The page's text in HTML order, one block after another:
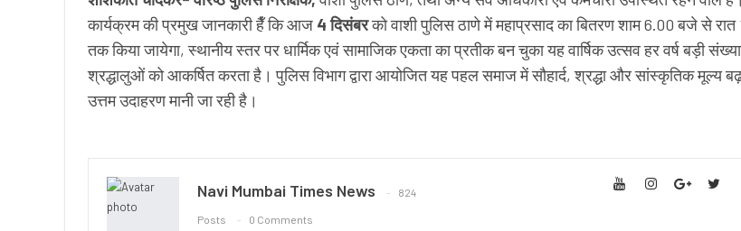
कार्यक्रम की प्रमुख जानकारी हैँ कि आज 4 दिसंबरको वाशी पुलिस ठाणे में महाप्रसाद का बितरण शाम 6.00 बजे से
तक किया जायेगा, स्थानीय स्तर पर धार्मिक एवं सामाजिक एकता का प्रतीक बन चुका यह वार्षिक उत्सव हर वर्ष बड़ी
श्रद्धालुओं को आकर्षित करता है। पुलिस विभाग द्वारा आयोजित यह पहल समाज में सौहार्द, श्रद्धा और सांस्कृतिक मूल्य
उत्तम उदाहरण मानी जा रही है।
Navi Mumbai Times News 824
Posts 0 Comments